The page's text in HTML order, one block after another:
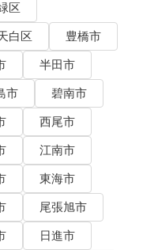
区
白区
豊橋市
半田市
市
碧南市
西尾市
江南市
東海市
尾張旭市
日進市